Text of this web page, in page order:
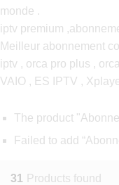
monde .
iptv premium
Meilleur abonnement
iptv , orca pro plus ,
VAIO , ES IPTV ,
The product
Failed to add
31 Products found